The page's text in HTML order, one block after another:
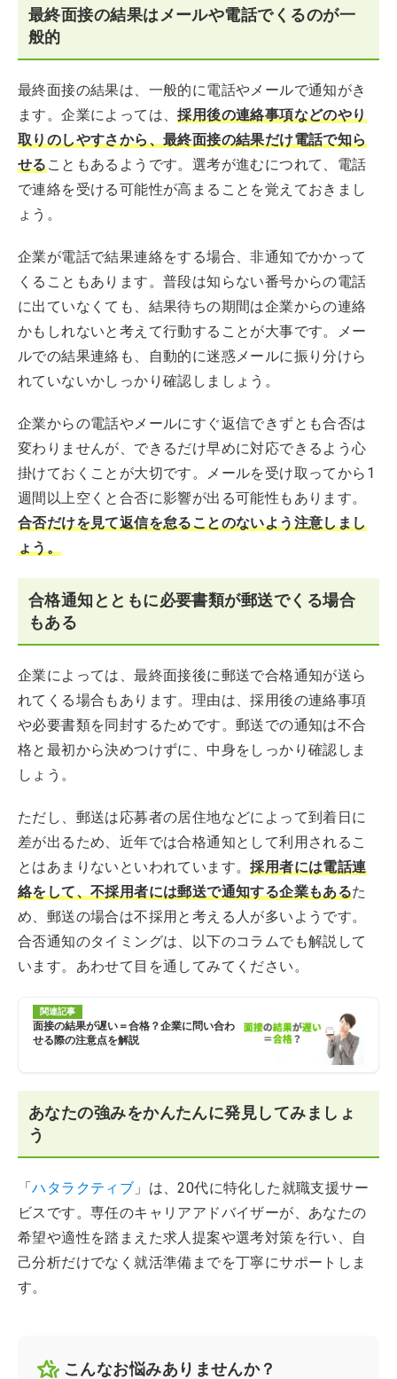
最終面接の結果はメールや電話でくるのが一
般的
最終面接の結果は、一般的に電話やメールで通知がき
ます。企業によっては、採用後の連絡事項などのやり
取りのしやすさから、最終面接の結果だけ電話で知ら
せることもあるようです。選考が進むにつれて、電話
で連絡を受ける可能性が高まることを覚えておきまし
ょう。
企業が電話で結果連絡をする場合、非通知でかかって
くることもあります。普段は知らない番号からの電話
に出ていなくても、結果待ちの期間は企業からの連絡
かもしれないと考えて行動することが大事です。メー
ルでの結果連絡も、自動的に迷惑メールに振り分けら
れていないかしっかり確認しましょう。
企業からの電話やメールにすぐ返信できずとも合否は
変わりませんが、できるだけ早めに対応できるよう心
掛けておくことが大切です。メールを受け取ってから1
週間以上空くと合否に影響が出る可能性もあります。
合否だけを見て返信を怠ることのないよう注意しまし
ょう。
合格通知とともに必要書類が郵送でくる場合
もある
企業によっては、最終面接後に郵送で合格通知が送ら
れてくる場合もあります。理由は、採用後の連絡事項
や必要書類を同封するためです。郵送での通知は不合
格と最初から決めつけずに、中身をしっかり確認しま
しょう。
ただし、郵送は応募者の居住地などによって到着日に
差が出るため、近年では合格通知として利用されるこ
とはあまりないといわれています。採用者には電話連
絡をして、不採用者には郵送で通知する企業もあるた
め、郵送の場合は不採用と考える人が多いようです。
合否通知のタイミングは、以下のコラムでも解説して
います。あわせて目を通してみてください。
関連記事
面接の結果が遅い＝合格？企業に問い合わ
せる際の注意点を解説
あなたの強みをかんたんに発見してみましょ
う
「ハタラクティブ 」は、20代に特化した就職支援サー
ビスです。専任のキャリアアドバイザーが、あなたの
希望や適性を踏まえた求人提案や選考対策を行い、自
己分析だけでなく就活準備までを丁寧にサポートしま
す。
こんなお悩みありませんか？